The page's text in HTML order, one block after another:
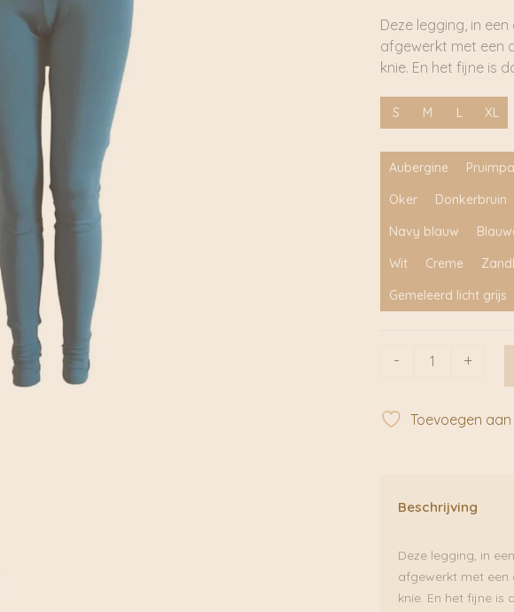
Deze legging, in
afgewerkt met een
knie. En het fijne is
S M L XL
Aubergine
Oker
Donkerbruin
Navy blauw
Wit
Creme
Gemeleerd licht grijs
- +
Toevoegen
Beschrijving
Deze legging, in
afgewerkt met een
knie. En het fijne is